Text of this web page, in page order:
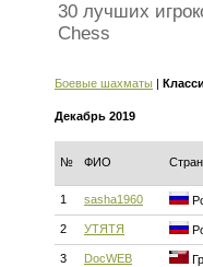
30 лучших
Chess
Боевые шахматы |
Декабрь 2019
№ ФИО
1 sasha1960
2 УТЯТЯ
3 DocWEB